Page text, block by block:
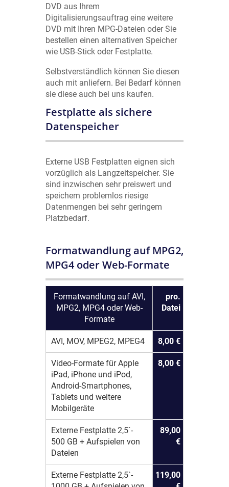
DVD aus Ihrem
Digitalisierungsauftrag eine weitere
DVD mit Ihren MPG-Dateien oder Sie
bestellen einen alternativen Speicher
wie USB-Stick oder Festplatte.
Selbstverständlich können Sie diesen
auch mit anliefern. Bei Bedarf können
sie diese auch bei uns kaufen.
Festplatte als sichere
Datenspeicher
Externe USB Festplatten eignen sich
vorzüglich als Langzeitspeicher. Sie
sind inzwischen sehr preiswert und
speichern problemlos riesige
Datenmengen bei sehr geringem
Platzbedarf.
Formatwandlung auf MPG2,
MPG4 oder Web-Formate
Formatwandlung auf AVI,
MPG2, MPG4 oder Web-
Formate
pro.
Datei
AVI, MOV, MPEG2, MPEG4 8,00 €
Video-Formate für Apple
iPad, iPhone und iPod,
Android-Smartphones,
Tablets und weitere
Mobilgeräte
8,00 €
Externe Festplatte 2,5`-
500 GB + Aufspielen von
Dateien
89,00
€
Externe Festplatte 2,5`-
119,00